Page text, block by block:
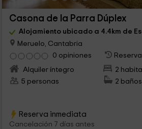
Casona de la Parra Dúplex
Alojamiento ubicado a 4.4km de
Meruelo, Cantabria
0 opiniones
Alquiler íntegro
2
5 personas
2 baños
Reserva inmediata
Cancelación 7 días antes